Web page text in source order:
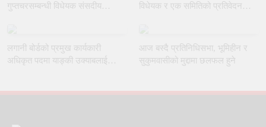
गुप्तचरसम्बन्धी विधेयक संसदीय
विधेयक र एक समितिको प्रतिवेदन
लगानी बोर्डको प्रमुख कार्यकारी
अधिकृत पदमा याङ्की उक्याबलाई
आज बस्दै प्रतिनिधिसभा, भूमिहीन र
सुकुमवासीको मुद्दामा छलफल हुने